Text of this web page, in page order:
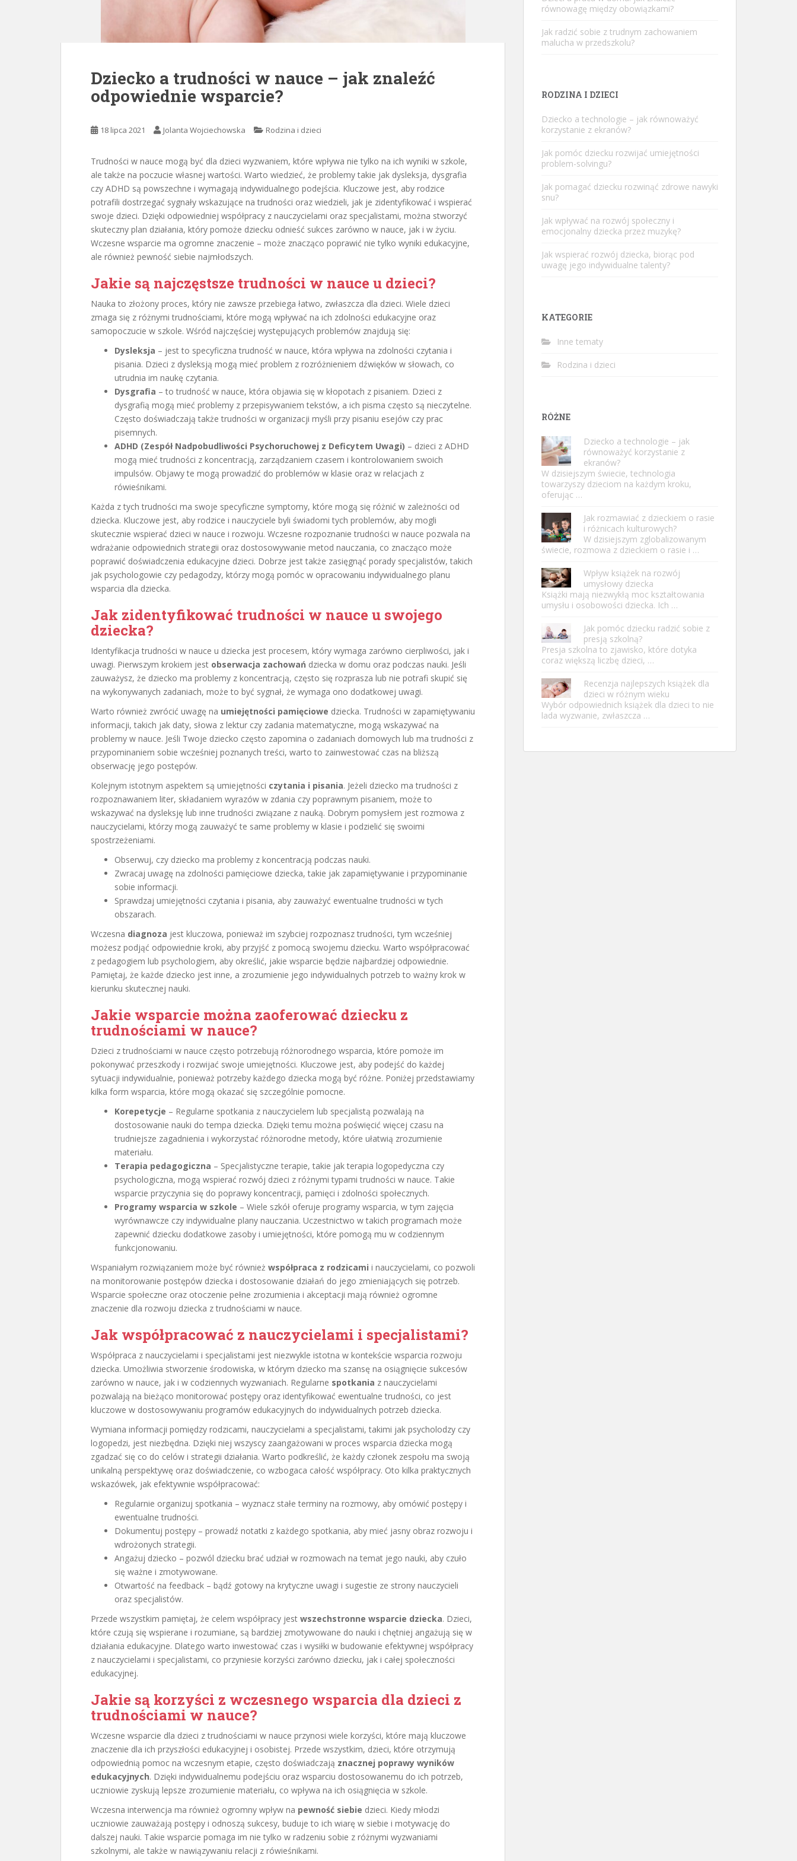
Dziecko a trudności w nauce – jak znaleźć
odpowiednie wsparcie?
18 lipca 2021 Jolanta Wojciechowska Rodzina i dzieci
Trudności w nauce mogą być dla dzieci wyzwaniem, które wpływa nie tylko na ich wyniki w szkole,
ale także na poczucie własnej wartości. Warto wiedzieć, że problemy takie jak dysleksja, dysgrafia
czy ADHD są powszechne i wymagają indywidualnego podejścia. Kluczowe jest, aby rodzice
potrafili dostrzegać sygnały wskazujące na trudności oraz wiedzieli, jak je zidentyfikować i wspierać
swoje dzieci. Dzięki odpowiedniej współpracy z nauczycielami oraz specjalistami, można stworzyć
skuteczny plan działania, który pomoże dziecku odnieść sukces zarówno w nauce, jak i w życiu.
Wczesne wsparcie ma ogromne znaczenie – może znacząco poprawić nie tylko wyniki edukacyjne,
ale również pewność siebie najmłodszych.
Jakie są najczęstsze trudności w nauce u dzieci?
Nauka to złożony proces, który nie zawsze przebiega łatwo, zwłaszcza dla dzieci. Wiele dzieci
zmaga się z różnymi trudnościami, które mogą wpływać na ich zdolności edukacyjne oraz
samopoczucie w szkole. Wśród najczęściej występujących problemów znajdują się:
Dysleksja – jest to specyficzna trudność w nauce, która wpływa na zdolności czytania i
pisania. Dzieci z dysleksją mogą mieć problem z rozróżnieniem dźwięków w słowach, co
utrudnia im naukę czytania.
Dysgrafia – to trudność w nauce, która objawia się w kłopotach z pisaniem. Dzieci z
dysgrafią mogą mieć problemy z przepisywaniem tekstów, a ich pisma często są nieczytelne.
Często doświadczają także trudności w organizacji myśli przy pisaniu esejów czy prac
pisemnych.
ADHD (Zespół Nadpobudliwości Psychoruchowej z Deficytem Uwagi) – dzieci z ADHD
mogą mieć trudności z koncentracją, zarządzaniem czasem i kontrolowaniem swoich
impulsów. Objawy te mogą prowadzić do problemów w klasie oraz w relacjach z
rówieśnikami.
Każda z tych trudności ma swoje specyficzne symptomy, które mogą się różnić w zależności od
dziecka. Kluczowe jest, aby rodzice i nauczyciele byli świadomi tych problemów, aby mogli
skutecznie wspierać dzieci w nauce i rozwoju. Wczesne rozpoznanie trudności w nauce pozwala na
wdrażanie odpowiednich strategii oraz dostosowywanie metod nauczania, co znacząco może
poprawić doświadczenia edukacyjne dzieci. Dobrze jest także zasięgnąć porady specjalistów, takich
jak psychologowie czy pedagodzy, którzy mogą pomóc w opracowaniu indywidualnego planu
wsparcia dla dziecka.
Jak zidentyfikować trudności w nauce u swojego
dziecka?
Identyfikacja trudności w nauce u dziecka jest procesem, który wymaga zarówno cierpliwości, jak i
uwagi. Pierwszym krokiem jest obserwacja zachowań dziecka w domu oraz podczas nauki. Jeśli
zauważysz, że dziecko ma problemy z koncentracją, często się rozprasza lub nie potrafi skupić się
na wykonywanych zadaniach, może to być sygnał, że wymaga ono dodatkowej uwagi.
Warto również zwrócić uwagę na umiejętności pamięciowe dziecka. Trudności w zapamiętywaniu
informacji, takich jak daty, słowa z lektur czy zadania matematyczne, mogą wskazywać na
problemy w nauce. Jeśli Twoje dziecko często zapomina o zadaniach domowych lub ma trudności z
przypominaniem sobie wcześniej poznanych treści, warto to zainwestować czas na bliższą
obserwację jego postępów.
Kolejnym istotnym aspektem są umiejętności czytania i pisania. Jeżeli dziecko ma trudności z
rozpoznawaniem liter, składaniem wyrazów w zdania czy poprawnym pisaniem, może to
wskazywać na dysleksję lub inne trudności związane z nauką. Dobrym pomysłem jest rozmowa z
nauczycielami, którzy mogą zauważyć te same problemy w klasie i podzielić się swoimi
spostrzeżeniami.
Obserwuj, czy dziecko ma problemy z koncentracją podczas nauki.
Zwracaj uwagę na zdolności pamięciowe dziecka, takie jak zapamiętywanie i przypominanie
sobie informacji.
Sprawdzaj umiejętności czytania i pisania, aby zauważyć ewentualne trudności w tych
obszarach.
Wczesna diagnoza jest kluczowa, ponieważ im szybciej rozpoznasz trudności, tym wcześniej
możesz podjąć odpowiednie kroki, aby przyjść z pomocą swojemu dziecku. Warto współpracować
z pedagogiem lub psychologiem, aby określić, jakie wsparcie będzie najbardziej odpowiednie.
Pamiętaj, że każde dziecko jest inne, a zrozumienie jego indywidualnych potrzeb to ważny krok w
kierunku skutecznej nauki.
Jakie wsparcie można zaoferować dziecku z
trudnościami w nauce?
Dzieci z trudnościami w nauce często potrzebują różnorodnego wsparcia, które pomoże im
pokonywać przeszkody i rozwijać swoje umiejętności. Kluczowe jest, aby podejść do każdej
sytuacji indywidualnie, ponieważ potrzeby każdego dziecka mogą być różne. Poniżej przedstawiamy
kilka form wsparcia, które mogą okazać się szczególnie pomocne.
Korepetycje – Regularne spotkania z nauczycielem lub specjalistą pozwalają na
dostosowanie nauki do tempa dziecka. Dzięki temu można poświęcić więcej czasu na
trudniejsze zagadnienia i wykorzystać różnorodne metody, które ułatwią zrozumienie
materiału.
Terapia pedagogiczna – Specjalistyczne terapie, takie jak terapia logopedyczna czy
psychologiczna, mogą wspierać rozwój dzieci z różnymi typami trudności w nauce. Takie
wsparcie przyczynia się do poprawy koncentracji, pamięci i zdolności społecznych.
Programy wsparcia w szkole – Wiele szkół oferuje programy wsparcia, w tym zajęcia
wyrównawcze czy indywidualne plany nauczania. Uczestnictwo w takich programach może
zapewnić dziecku dodatkowe zasoby i umiejętności, które pomogą mu w codziennym
funkcjonowaniu.
Wspaniałym rozwiązaniem może być również współpraca z rodzicami i nauczycielami, co pozwoli
na monitorowanie postępów dziecka i dostosowanie działań do jego zmieniających się potrzeb.
Wsparcie społeczne oraz otoczenie pełne zrozumienia i akceptacji mają również ogromne
znaczenie dla rozwoju dziecka z trudnościami w nauce.
Jak współpracować z nauczycielami i specjalistami?
Współpraca z nauczycielami i specjalistami jest niezwykle istotna w kontekście wsparcia rozwoju
dziecka. Umożliwia stworzenie środowiska, w którym dziecko ma szansę na osiągnięcie sukcesów
zarówno w nauce, jak i w codziennych wyzwaniach. Regularne spotkania z nauczycielami
pozwalają na bieżąco monitorować postępy oraz identyfikować ewentualne trudności, co jest
kluczowe w dostosowywaniu programów edukacyjnych do indywidualnych potrzeb dziecka.
Wymiana informacji pomiędzy rodzicami, nauczycielami a specjalistami, takimi jak psycholodzy czy
logopedzi, jest niezbędna. Dzięki niej wszyscy zaangażowani w proces wsparcia dziecka mogą
zgadzać się co do celów i strategii działania. Warto podkreślić, że każdy członek zespołu ma swoją
unikalną perspektywę oraz doświadczenie, co wzbogaca całość współpracy. Oto kilka praktycznych
wskazówek, jak efektywnie współpracować:
Regularnie organizuj spotkania – wyznacz stałe terminy na rozmowy, aby omówić postępy i
ewentualne trudności.
Dokumentuj postępy – prowadź notatki z każdego spotkania, aby mieć jasny obraz rozwoju i
wdrożonych strategii.
Angażuj dziecko – pozwól dziecku brać udział w rozmowach na temat jego nauki, aby czuło
się ważne i zmotywowane.
Otwartość na feedback – bądź gotowy na krytyczne uwagi i sugestie ze strony nauczycieli
oraz specjalistów.
Przede wszystkim pamiętaj, że celem współpracy jest wszechstronne wsparcie dziecka. Dzieci,
które czują się wspierane i rozumiane, są bardziej zmotywowane do nauki i chętniej angażują się w
działania edukacyjne. Dlatego warto inwestować czas i wysiłki w budowanie efektywnej współpracy
z nauczycielami i specjalistami, co przyniesie korzyści zarówno dziecku, jak i całej społeczności
edukacyjnej.
Jakie są korzyści z wczesnego wsparcia dla dzieci z
trudnościami w nauce?
Wczesne wsparcie dla dzieci z trudnościami w nauce przynosi wiele korzyści, które mają kluczowe
znaczenie dla ich przyszłości edukacyjnej i osobistej. Przede wszystkim, dzieci, które otrzymują
odpowiednią pomoc na wczesnym etapie, często doświadczają znacznej poprawy wyników
edukacyjnych. Dzięki indywidualnemu podejściu oraz wsparciu dostosowanemu do ich potrzeb,
uczniowie zyskują lepsze zrozumienie materiału, co wpływa na ich osiągnięcia w szkole.
Wczesna interwencja ma również ogromny wpływ na pewność siebie dzieci. Kiedy młodzi
uczniowie zauważają postępy i odnoszą sukcesy, buduje to ich wiarę w siebie i motywację do
dalszej nauki. Takie wsparcie pomaga im nie tylko w radzeniu sobie z różnymi wyzwaniami
szkolnymi, ale także w nawiązywaniu relacji z rówieśnikami.
równowagę między obowiązkami?
Jak radzić sobie z trudnym zachowaniem
malucha w przedszkolu?
RODZINA I DZIECI
Dziecko a technologie – jak równoważyć
korzystanie z ekranów?
Jak pomóc dziecku rozwijać umiejętności
problem-solvingu?
Jak pomagać dziecku rozwinąć zdrowe nawyki
snu?
Jak wpływać na rozwój społeczny i
emocjonalny dziecka przez muzykę?
Jak wspierać rozwój dziecka, biorąc pod
uwagę jego indywidualne talenty?
KATEGORIE
Inne tematy
Rodzina i dzieci
RÓŻNE
Dziecko a technologie – jak
równoważyć korzystanie z
ekranów?
W dzisiejszym świecie, technologia
towarzyszy dzieciom na każdym kroku,
oferując …
Jak rozmawiać z dzieckiem o rasie
i różnicach kulturowych?
W dzisiejszym zglobalizowanym
świecie, rozmowa z dzieckiem o rasie i …
Wpływ książek na rozwój
umysłowy dziecka
Książki mają niezwykłą moc kształtowania
umysłu i osobowości dziecka. Ich …
Jak pomóc dziecku radzić sobie z
presją szkolną?
Presja szkolna to zjawisko, które dotyka
coraz większą liczbę dzieci, …
Recenzja najlepszych książek dla
dzieci w różnym wieku
Wybór odpowiednich książek dla dzieci to nie
lada wyzwanie, zwłaszcza …